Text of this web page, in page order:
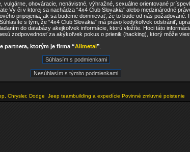
vulgárne, ohováracie, nenávistné, výhražné, sexuálne orientované
Vy či v ktorej sa nachádza “4x4 Club Slovakia” alebo medzinárodné
pripojenia, ak sa budeme domnievať, že to bude od nás
s tým, že “4x4 Club Slovakia” má právo kedykoľvek odstrániť,
do databázy akejkoľvek informácie, ktorú vložíte. Hoci táto
zodpovednosť za akýkoľvek pokus o prienik (hacking), ktorý môže
partnera, ktorým je firma “Allmetal”
Chrysler, Dodge Jeep teambuilding a expedície Povinné zmluvné poistenie